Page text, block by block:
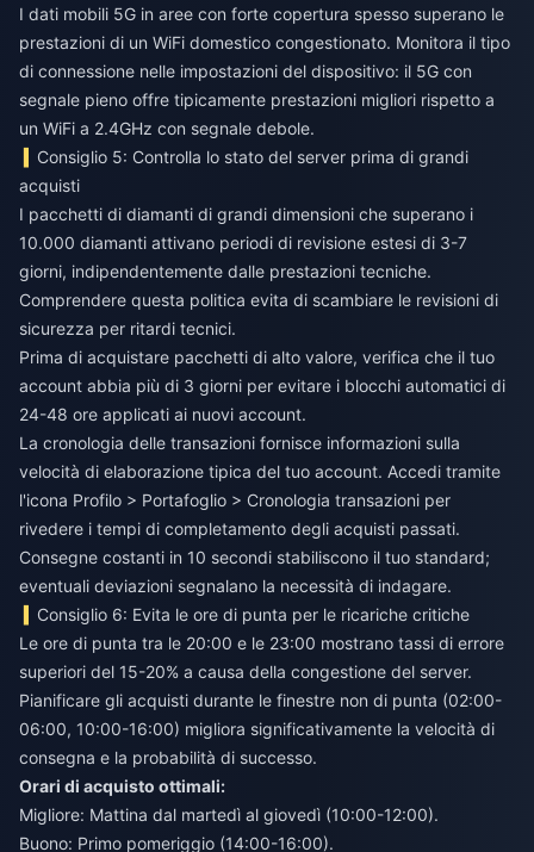
I dati mobili 5G in aree con forte copertura spesso superano le
prestazioni di un WiFi domestico congestionato. Monitora il tipo
di connessione nelle impostazioni del dispositivo: il 5G con
segnale pieno offre tipicamente prestazioni migliori rispetto a
un WiFi a 2.4GHz con segnale debole.
Consiglio 5: Controlla lo stato del server prima di grandi
acquisti
I pacchetti di diamanti di grandi dimensioni che superano i
10.000 diamanti attivano periodi di revisione estesi di 3-7
giorni, indipendentemente dalle prestazioni tecniche.
Comprendere questa politica evita di scambiare le revisioni di
sicurezza per ritardi tecnici.
Prima di acquistare pacchetti di alto valore, verifica che il tuo
account abbia più di 3 giorni per evitare i blocchi automatici di
24-48 ore applicati ai nuovi account.
La cronologia delle transazioni fornisce informazioni sulla
velocità di elaborazione tipica del tuo account. Accedi tramite
l'icona Profilo > Portafoglio > Cronologia transazioni per
rivedere i tempi di completamento degli acquisti passati.
Consegne costanti in 10 secondi stabiliscono il tuo standard;
eventuali deviazioni segnalano la necessità di indagare.
Consiglio 6: Evita le ore di punta per le ricariche critiche
Le ore di punta tra le 20:00 e le 23:00 mostrano tassi di errore
superiori del 15-20% a causa della congestione del server.
Pianificare gli acquisti durante le finestre non di punta (02:00-
06:00, 10:00-16:00) migliora significativamente la velocità di
consegna e la probabilità di successo.
Orari di acquisto ottimali:
Migliore: Mattina dal martedì al giovedì (10:00-12:00).
Buono: Primo pomeriggio (14:00-16:00).